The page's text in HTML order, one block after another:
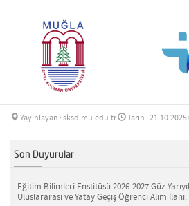
Yayınlayan : sksd.mu.edu.tr
Tarih : 21.10.2025
Son Duyurular
Eğitim Bilimleri Enstitüsü 2026-2027 Güz
Uluslararası ve Yatay Geçiş Öğrenci Alım İlanı.